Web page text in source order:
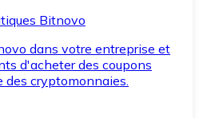
Bitnovo
dans votre entreprise et
d'acheter des coupons
des cryptomonnaies.